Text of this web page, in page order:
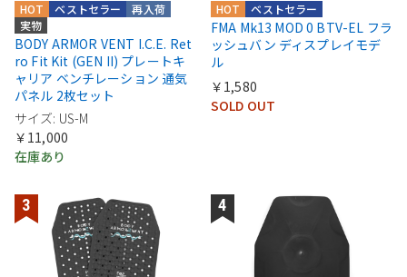
実物
再入荷
ベストセラー
HOT
BODY ARMOR VENT I.C.E. Ret
ro Fit Kit (GEN II) プレートキ
ャリア ベンチレーション 通気
パネル 2枚セット
サイズ: US-M
￥11,000
在庫あり
ベストセラー
HOT
FMA Mk13 MOD 0 BTV-EL フラ
ッシュバン ディスプレイモデ
ル
￥1,580
SOLD OUT